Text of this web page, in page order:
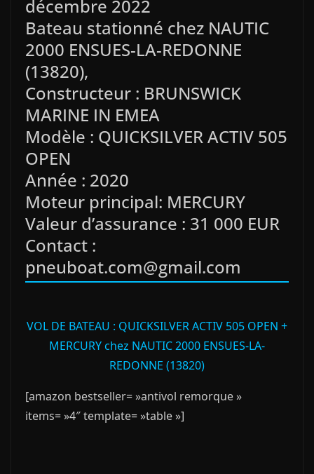
décembre 2022
Bateau stationné chez NAUTIC
2000 ENSUES-LA-REDONNE
(13820),
Constructeur : BRUNSWICK
MARINE IN EMEA
Modèle : QUICKSILVER ACTIV 505
OPEN
Année : 2020
Moteur principal: MERCURY
Valeur d’assurance : 31 000 EUR
Contact :
pneuboat.com@gmail.com
VOL DE BATEAU : QUICKSILVER ACTIV 505 OPEN +
MERCURY chez NAUTIC 2000 ENSUES-LA-
REDONNE (13820)
[amazon bestseller= »antivol remorque »
items= »4″ template= »table »]